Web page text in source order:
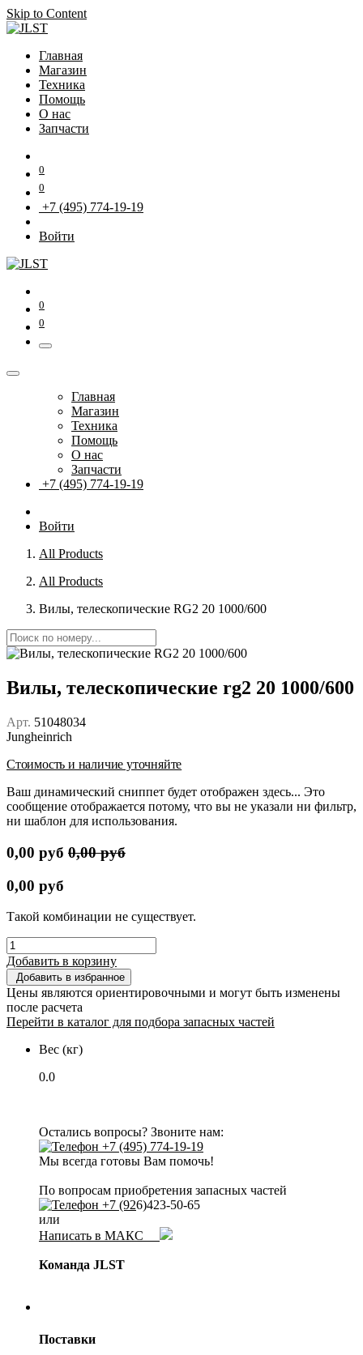
Skip to Content
Главная
Магазин
Техника
Помощь
О нас
Запчасти
0
0
+7 (495) 774-19-19
Войти
0
0
Главная
Магазин
Техника
Помощь
О нас
Запчасти
+7 (495) 774-19-19
Войти
All Products
All Products
Вилы, телескопические RG2 20 1000/600
Вилы, телескопические rg2 20 1000/600
Арт. 51048034
Jungheinrich
Стоимость и наличие уточняйте
Ваш динамический сниппет будет отображен здесь... Это
сообщение отображается потому, что вы не указали ни фильтр,
ни шаблон для использования.
0,00 руб 0,00руб
0,00 руб
Такой комбинации не существует.
Добавить в корзину
Добавить в избранное
Цены являются ориентировочными и могут быть изменены
после расчета
Перейти в каталог для подбора запасных частей
Вес (кг)
0.0
Остались вопросы? Звоните нам:
+7 (495) 774-19-19
Мы всегда готовы Вам помочь!
По вопросам приобретения запасных частей
+7 (926)423-50-65
или
Написать в МАКС
Команда JLST
Поставки